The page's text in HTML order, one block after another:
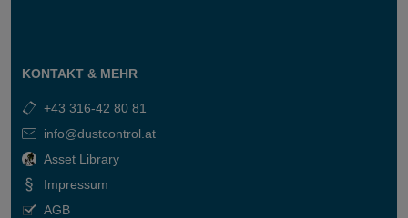
KONTAKT & MEHR
+43 316-42 80 81
info@dustcontrol.at
Asset Library
Impressum
AGB